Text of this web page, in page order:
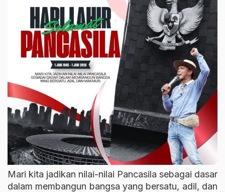
Mari kita jadikan nilai-nilai Pancasila sebagai dasar
dalam membangun bangsa yang bersatu, adil, dan